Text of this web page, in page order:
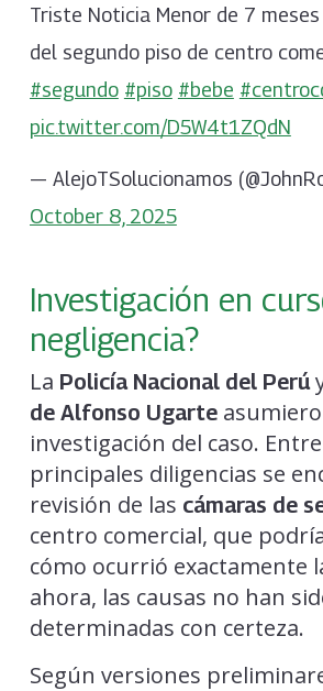
Triste Noticia Menor de 7
del segundo piso de centro
#segundo #piso #bebe
pic.twitter.com/D5W4t1ZQdN
— AlejoTSolucionamos
October 8, 2025
Investigación en
negligencia?
La Policía Nacional del Perú
de Alfonso Ugarte
investigación del caso.
principales diligencias se
revisión de las cámaras de
centro comercial, que
cómo ocurrió exactamente
ahora, las causas no han
determinadas con certeza.
Según versiones